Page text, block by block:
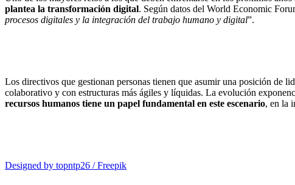
plantea la transformación digital. Según datos del World Economic
procesos digitales y la integración del trabajo humano y digital”.
Los directivos que gestionan personas tienen que asumir una posición de
colaborativo y con estructuras más ágiles y líquidas. La evolución
recursos humanos tiene un papel fundamental en este escenario, en la
Designed by topntp26 / Freepik